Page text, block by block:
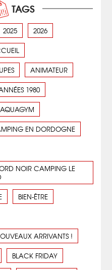
TAGS
2025 2026
ANIMATEUR
1980
AQUAGYM
EN DORDOGNE
NOIR CAMPING LE
BIEN-ÊTRE
ARRIVANTS !
BLACK FRIDAY